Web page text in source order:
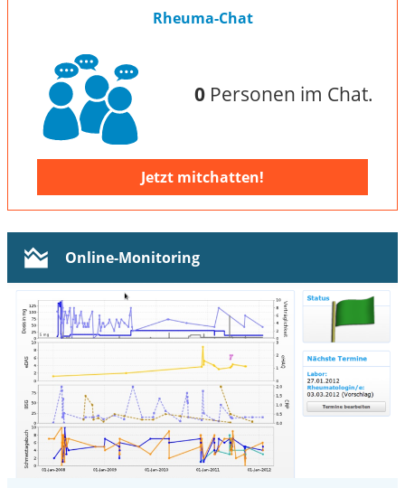
Rheuma-Chat
0Personen im Chat.
Jetzt mitchatten!
Online-Monitoring